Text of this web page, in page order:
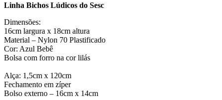
Linha Bichos Lúdicos do Sesc
Dimensões:
16cm largura x 18cm altura
Material – Nylon 70 Plastificado
Cor: Azul Bebê
Bolsa com forro na cor lilás
Alça: 1,5cm x 120cm
Fechamento em zíper
Bolso externo – 16cm x 14cm